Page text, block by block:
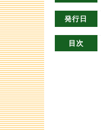
発行日
目次